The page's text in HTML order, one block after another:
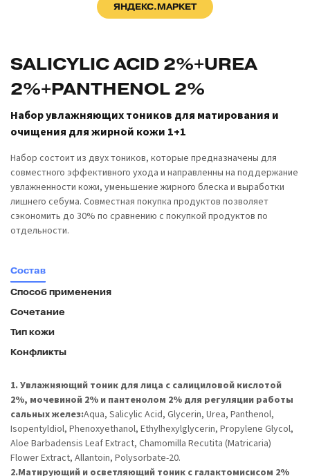
ЯНДЕКС.МАРКЕТ
SALICYLIC ACID 2%+UREA
2%+PANTHENOL 2%
Набор увлажняющих тоников для матирования и
очищения для жирной кожи 1+1
Набор состоит из двух тоников, которые предназначены для
совместного эффективного ухода и направленны на поддержание
увлажненности кожи, уменьшение жирного блеска и выработки
лишнего себума. Совместная покупка продуктов позволяет
сэкономить до 30% по сравнению с покупкой продуктов по
отдельности.
Состав
Способ применения
Сочетание
Тип кожи
Конфликты
1. Увлажняющий тоник для лица с салициловой кислотой
2%, мочевиной 2% и пантенолом 2% для регуляции работы
сальных желез:Aqua, Salicylic Acid, Glycerin, Urea, Panthenol,
Isopentyldiol, Phenoxyethanol, Ethylhexylglycerin, Propylene Glycol,
Aloe Barbadensis Leaf Extract, Chamomilla Recutita (Matricaria)
Flower Extract, Allantoin, Polysorbate-20.
2.Матирующий и осветляющий тоник с галактомисисом 2%